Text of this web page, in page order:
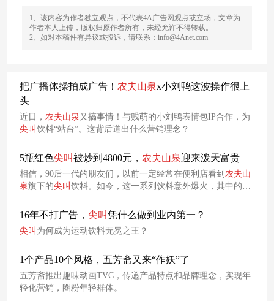
1、该内容为作者独立观点，不代表4A广告网观点或立场，文章为
作者本人上传，版权归原作者所有，未经允许不得转载。
2、如对本稿件有异议或投诉，请联系：info@4Anet.com
把广播体操拍成广告！ 农夫山泉x小刘鸭这波操作很上
头
近日， 农夫山泉 又搞事情！与贱萌的小刘鸭表情包IP合作，为
尖叫 饮料“站台”。这背后道出什么营销理念？
5瓶红色尖叫被炒到4800元， 农夫山泉迎来泼天富贵
相信，90后一代的朋友们，以前一定经常在便利店看到 农夫山
泉旗下的尖叫 饮料。如今，这一系列饮料意外爆火，其中的红
色尖叫因永久停产，刺激了消费者的收藏欲，使得该饮料甚至
被炒到了5瓶4800元的天价。
16年不打广告， 尖叫凭什么做到业内第一？
尖叫 为何成为运动饮料无冕之王？
1个产品10个风格，五芳斋又来“作妖”了
五芳斋推出趣味动画TVC，传递产品特点和品牌理念，实现年
轻化营销，圈粉年轻群体。